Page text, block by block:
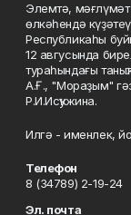
Элемтә,
өлкәһендә
Республикаһы
12 авгусында
тураһындағы
А.Ғ., "Мораҙым"
Р.И.Исҡужина.
Илгә - именлек,
Телефон
8 (34789) 2-19-24
Эл. почта